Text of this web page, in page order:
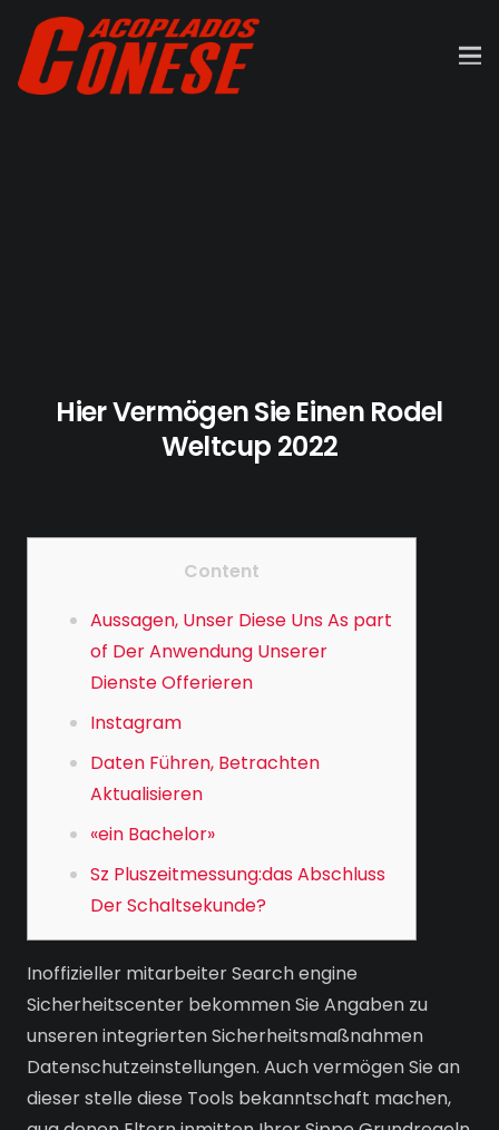
Hier Vermögen Sie Einen Rodel
Weltcup 2022
Content
Aussagen, Unser Diese Uns As part
of Der Anwendung Unserer
Dienste Offerieren
Instagram
Daten Führen, Betrachten
Aktualisieren
«ein Bachelor»
Sz Pluszeitmessung:das Abschluss
Der Schaltsekunde?
Inoffizieller mitarbeiter Search engine
Sicherheitscenter bekommen Sie Angaben zu
unseren integrierten Sicherheitsmaßnahmen
Datenschutzeinstellungen. Auch vermögen Sie an
dieser stelle diese Tools bekanntschaft machen,